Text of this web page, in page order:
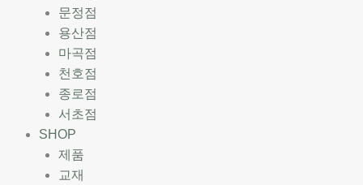
문정점
용산점
마곡점
천호점
종로점
서초점
SHOP
제품
교재